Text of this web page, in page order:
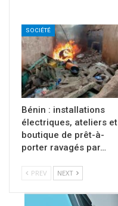
SOCIÉTÉ
Bénin : installations
électriques, ateliers et
boutique de prêt-à-
porter ravagés par…
PREV NEXT